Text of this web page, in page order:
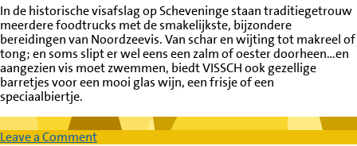
In de historische visafslag op Scheveninge staan traditiegetrouw
meerdere foodtrucks met de smakelijkste, bijzondere
bereidingen van Noordzeevis. Van schar en wijting tot makreel of
tong; en soms slipt er wel eens een zalm of oester doorheen…en
aangezien vis moet zwemmen, biedt VISSCH ook gezellige
barretjes voor een mooi glas wijn, een frisje of een
speciaalbiertje.
Leave a Commenton